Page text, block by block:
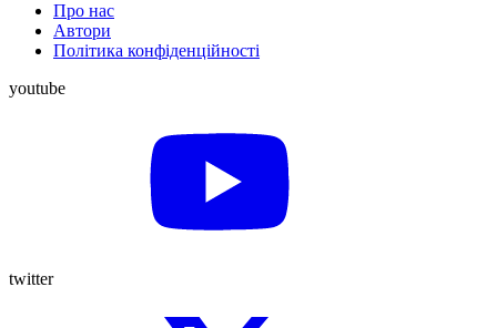
Про нас
Автори
Політика конфіденційності
youtube
twitter